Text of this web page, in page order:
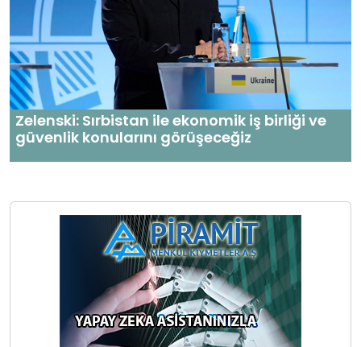
Zelenski: Sırbistan ile ekonomik iş birliği ve
güvenlik konularını görüşeceğiz